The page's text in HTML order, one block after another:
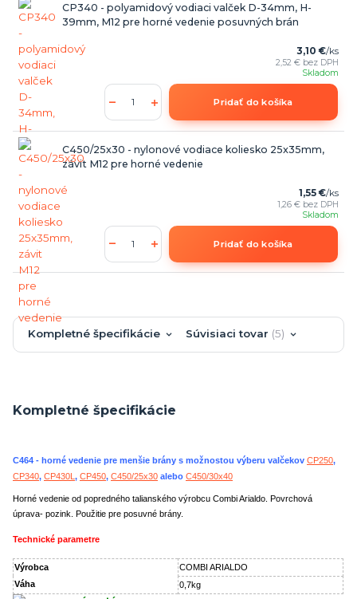
CP340 - polyamidový vodiaci valček D-34mm, H-
39mm, M12 pre horné vedenie posuvných brán
3,10 €/ks
2,52 € bez DPH
Skladom
Pridať do košíka
C450/25x30 - nylonové vodiace koliesko 25x35mm,
závit M12 pre horné vedenie
1,55 €/ks
1,26 € bez DPH
Skladom
Pridať do košíka
Kompletné špecifikácie Súvisiaci tovar 5
Kompletné špecifikácie
C464 - horné vedenie pre menšie brány s možnostou výberu valčekov CP250,
CP340, CP430L , CP450, C450/25x30 alebo C450/30x40
Horné vedenie od popredného talianského výrobcu Combi Arialdo. Povrchová
úprava- pozink. Použitie pre posuvné brány.
Technické parametre
Výrobca
COMBI ARIALDO
Váha
0,7kg